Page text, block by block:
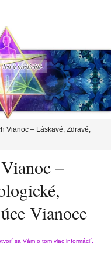
v medicíne.
Vianoc – Láskavé, Zdravé,
–
Vianoce
sa Vám o tom viac informácií.